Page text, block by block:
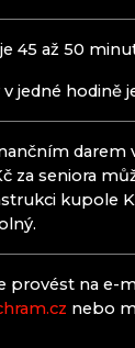
GLASS ART
MUZEUM
MINIPIVOVAR
45 až 50
jedné hodině
darem
za seniora
kupole
provést na e-
nebo